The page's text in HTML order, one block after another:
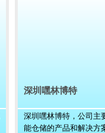
深圳嘿林博特
深圳嘿林博特，公司主
能仓储的产品和解决方